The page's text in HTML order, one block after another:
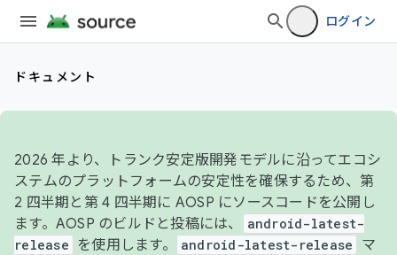
ログイン
ドキュメント
2026 年より、トランク安定版開発モデルに沿ってエコシ
ステムのプラットフォームの安定性を確保するため、第
2 四半期と第 4 四半期に AOSP にソースコードを公開し
ます。AOSP のビルドと投稿には、
android-latest-
release
を使用します。 android-latest-release
マ